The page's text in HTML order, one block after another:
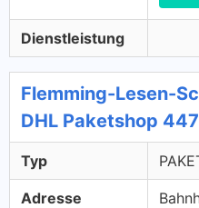
Dienstleistung
Flemming-Lesen-
DHL Paketshop
Typ
Adresse